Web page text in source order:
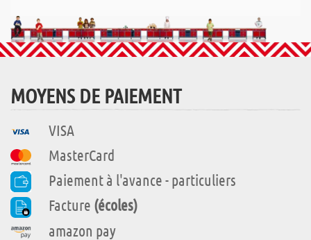
MOYENS DE PAIEMENT
VISA
MasterCard
Paiement à l'avance - particuliers
Facture (écoles)
amazon pay